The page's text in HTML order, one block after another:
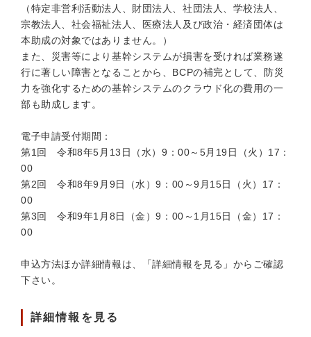
（特定非営利活動法人、財団法人、社団法人、学校法人、
宗教法人、社会福祉法人、医療法人及び政治・経済団体は
本助成の対象ではありません。）
また、災害等により基幹システムが損害を受ければ業務遂
行に著しい障害となることから、BCPの補完として、防災
力を強化するための基幹システムのクラウド化の費用の一
部も助成します。
電子申請受付期間：
第1回 令和8年5月13日（水）9：00～5月19日（火）17：
00
第2回 令和8年9月9日（水）9：00～9月15日（火）17：
00
第3回 令和9年1月8日（金）9：00～1月15日（金）17：
00
申込方法ほか詳細情報は、「詳細情報を見る」からご確認
下さい。
詳細情報を見る